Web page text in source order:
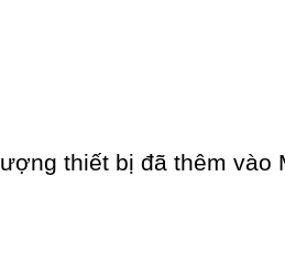
thiết bị đã thêm vào